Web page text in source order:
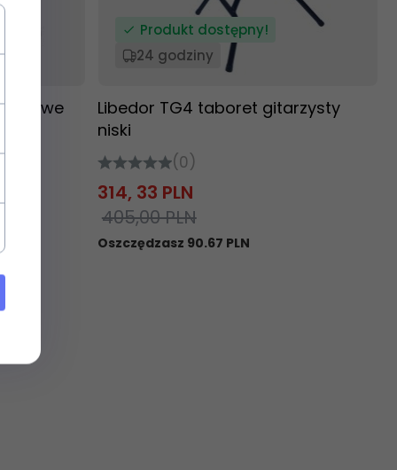
Produkt dostępny!
24 godziny
Libedor TG4 taboret gitarzysty
niski
(0)
314, 33 PLN
405,00 PLN
Oszczędzasz 90.67 PLN